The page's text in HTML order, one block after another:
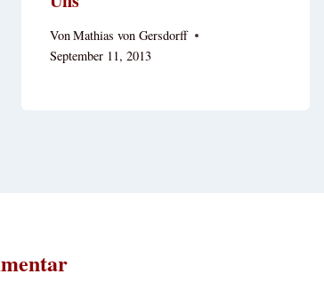
VonMathias von Gersdorff
September 11, 2013